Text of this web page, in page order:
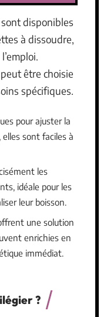
disponibles
à dissoudre,
être choisie
spécifiques.
pour ajuster la
sont faciles à
les
idéale pour les
leur boisson.
une solution
enrichies en
immédiat.
?